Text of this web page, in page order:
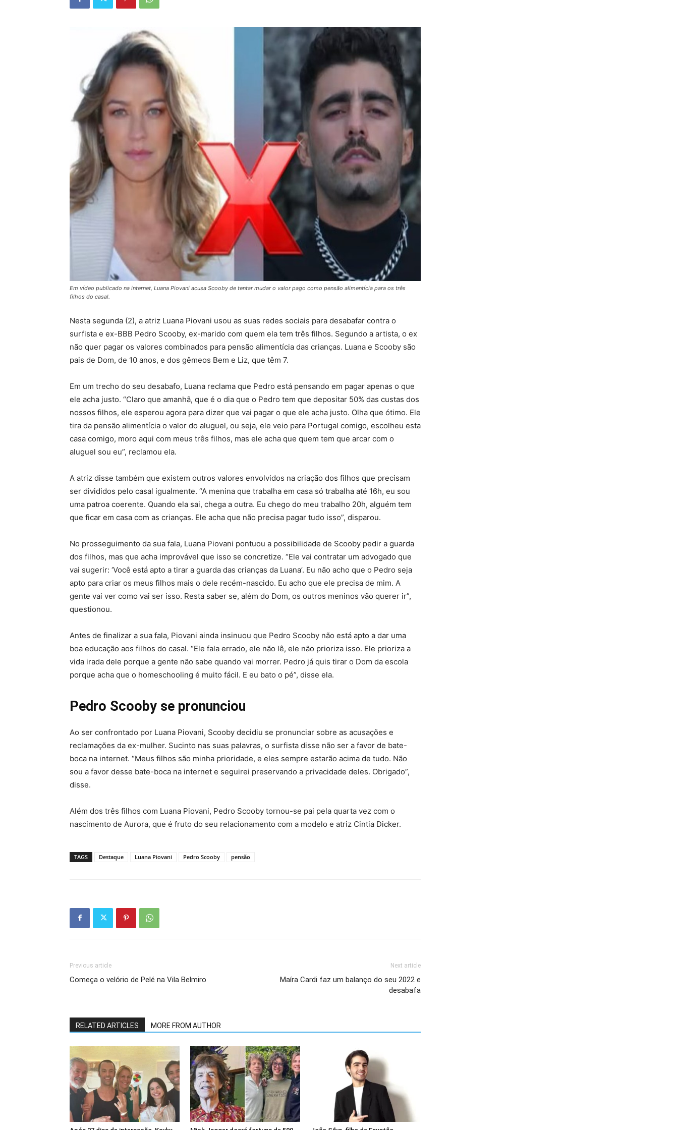
Em vídeo publicado na internet, Luana Piovani acusa Scooby de tentar mudar o valor pago como pensão alimentícia para os três
filhos do casal.
Nesta segunda (2), a atriz Luana Piovani usou as suas redes sociais para desabafar contra o
surfista e ex-BBB Pedro Scooby, ex-marido com quem ela tem três filhos. Segundo a artista, o ex
não quer pagar os valores combinados para pensão alimentícia das crianças. Luana e Scooby são
pais de Dom, de 10 anos, e dos gêmeos Bem e Liz, que têm 7.
Em um trecho do seu desabafo, Luana reclama que Pedro está pensando em pagar apenas o que
ele acha justo. “Claro que amanhã, que é o dia que o Pedro tem que depositar 50% das custas dos
nossos filhos, ele esperou agora para dizer que vai pagar o que ele acha justo. Olha que ótimo. Ele
tira da pensão alimentícia o valor do aluguel, ou seja, ele veio para Portugal comigo, escolheu esta
casa comigo, moro aqui com meus três filhos, mas ele acha que quem tem que arcar com o
aluguel sou eu”, reclamou ela.
A atriz disse também que existem outros valores envolvidos na criação dos filhos que precisam
ser divididos pelo casal igualmente. “A menina que trabalha em casa só trabalha até 16h, eu sou
uma patroa coerente. Quando ela sai, chega a outra. Eu chego do meu trabalho 20h, alguém tem
que ficar em casa com as crianças. Ele acha que não precisa pagar tudo isso”, disparou.
No prosseguimento da sua fala, Luana Piovani pontuou a possibilidade de Scooby pedir a guarda
dos filhos, mas que acha improvável que isso se concretize. “Ele vai contratar um advogado que
vai sugerir: ‘Você está apto a tirar a guarda das crianças da Luana’. Eu não acho que o Pedro seja
apto para criar os meus filhos mais o dele recém-nascido. Eu acho que ele precisa de mim. A
gente vai ver como vai ser isso. Resta saber se, além do Dom, os outros meninos vão querer ir”,
questionou.
Antes de finalizar a sua fala, Piovani ainda insinuou que Pedro Scooby não está apto a dar uma
boa educação aos filhos do casal. “Ele fala errado, ele não lê, ele não prioriza isso. Ele prioriza a
vida irada dele porque a gente não sabe quando vai morrer. Pedro já quis tirar o Dom da escola
porque acha que o homeschooling é muito fácil. E eu bato o pé”, disse ela.
Pedro Scooby se pronunciou
Ao ser confrontado por Luana Piovani, Scooby decidiu se pronunciar sobre as acusações e
reclamações da ex-mulher. Sucinto nas suas palavras, o surfista disse não ser a favor de bate-
boca na internet. “Meus filhos são minha prioridade, e eles sempre estarão acima de tudo. Não
sou a favor desse bate-boca na internet e seguirei preservando a privacidade deles. Obrigado”,
disse.
Além dos três filhos com Luana Piovani, Pedro Scooby tornou-se pai pela quarta vez com o
nascimento de Aurora, que é fruto do seu relacionamento com a modelo e atriz Cintia Dicker.
TAGS Destaque Luana Piovani Pedro Scooby pensão
Previous article
Começa o velório de Pelé na Vila Belmiro
Next article
Maíra Cardi faz um balanço do seu 2022 e
desabafa
RELATED ARTICLES MORE FROM AUTHOR